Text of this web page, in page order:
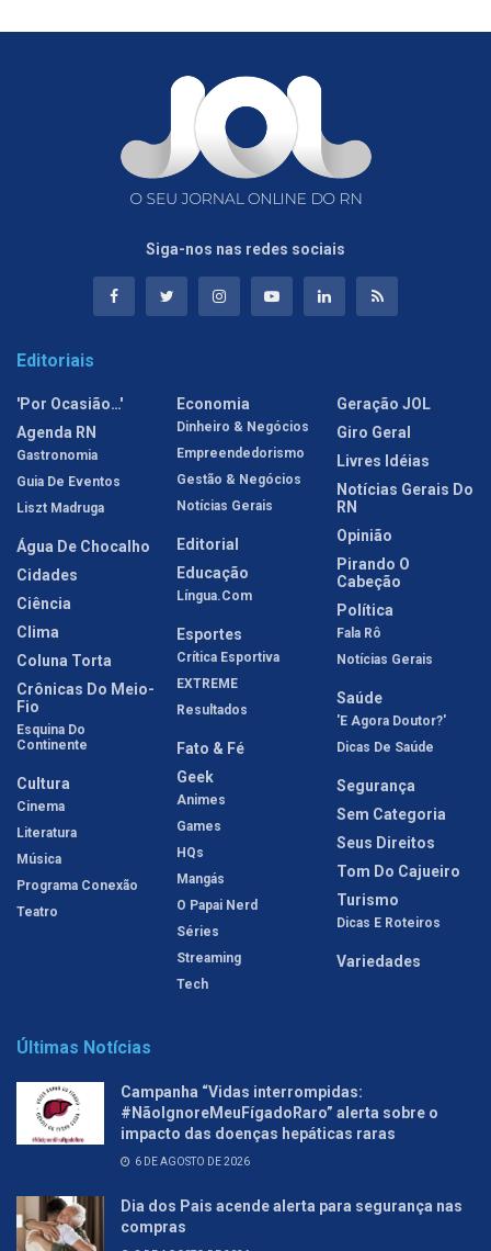
Siga-nos nas redes sociais
Editoriais
'Por Ocasião…'
Agenda RN
Gastronomia
Guia De Eventos
Liszt Madruga
Água De Chocalho
Cidades
Ciência
Clima
Coluna Torta
Crônicas Do Meio-
Fio
Esquina Do
Continente
Cultura
Cinema
Literatura
Música
Programa Conexão
Teatro
Economia
Dinheiro & Negócios
Empreendedorismo
Gestão & Negócios
Notícias Gerais
Editorial
Educação
Língua.com
Esportes
Crítica Esportiva
EXTREME
Resultados
Fato & Fé
Geek
Animes
Games
HQs
Mangás
O Papai Nerd
Séries
Streaming
Tech
Geração JOL
Giro Geral
Livres Idéias
Notícias Gerais Do
RN
Opinião
Pirando O
Cabeção
Política
Fala Rô
Notícias Gerais
Saúde
'E Agora Doutor?'
Dicas De Saúde
Segurança
Sem Categoria
Seus Direitos
Tom Do Cajueiro
Turismo
Dicas E Roteiros
Variedades
Últimas Notícias
Campanha “Vidas interrompidas:
#NãoIgnoreMeuFígadoRaro” alerta sobre o
impacto das doenças hepáticas raras
6 DE AGOSTO DE 2026
Dia dos Pais acende alerta para segurança nas
compras